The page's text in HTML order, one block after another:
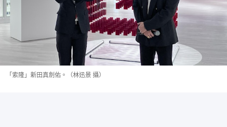
「索隆」新田真劍佑。（林迅景 攝）